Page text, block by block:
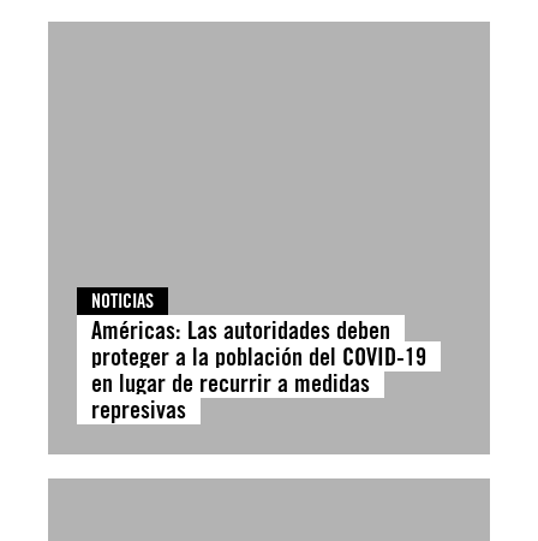
NOTICIAS
Américas: Las autoridades deben
proteger a la población del COVID-19
en lugar de recurrir a medidas
represivas